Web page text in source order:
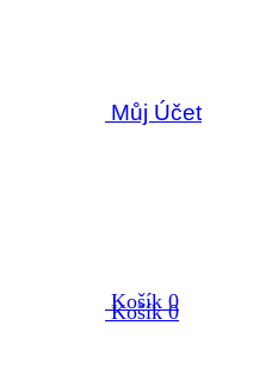
Košík 0
Můj Účet
Košík 0